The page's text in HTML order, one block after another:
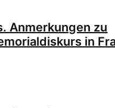
Anmerkungen zu
in